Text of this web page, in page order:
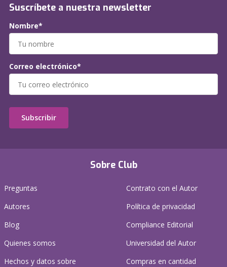
Sobre Club
Preguntas
Autores
Blog
Quienes somos
Hechos y datos sobre
Contrato con el Autor
Política de privacidad
Compliance Editorial
Universidad del Autor
Compras en cantidad
Suscríbete a nuestra newsletter
Nombre*
Correo electrónico*
Subscribir